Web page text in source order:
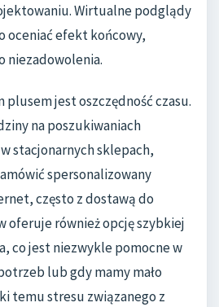
Wirtualne podglądy
oceniać efekt końcowy,
niezadowolenia.
plusem jest oszczędność czasu.
na poszukiwaniach
stacjonarnych sklepach,
spersonalizowany
często z dostawą do
oferuje również opcję szybkiej
co jest niezwykle pomocne w
lub gdy mamy mało
temu stresu związanego z